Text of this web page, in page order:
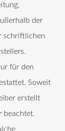
der
schriftlichen
für den
Soweit
erstellt
beachtet.